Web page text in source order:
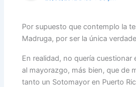
Por supuesto que contemplo la
Madruga, por ser la única
En realidad, no quería cuestionar
al mayorazgo, más bien, que de
tanto un Sotomayor en Puerto